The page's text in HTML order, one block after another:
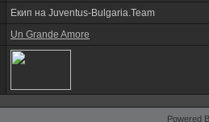
Екип на Juventus-Bulgaria.Team
Un Grande Amore
Powered